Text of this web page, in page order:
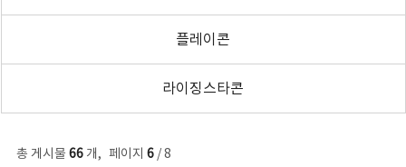
플레이콘
라이징스타콘
총 게시물 66개, 페이지 6/ 8